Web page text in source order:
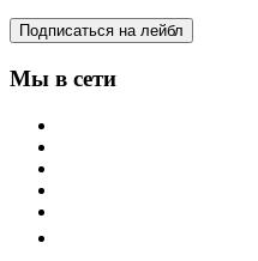
Подписаться на лейбл
Мы в сети